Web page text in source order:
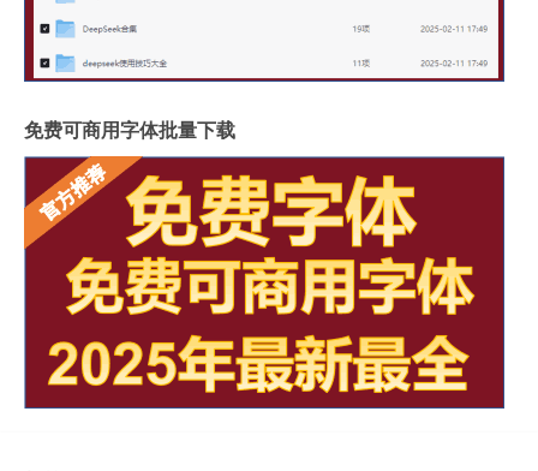
免费可商用字体批量下载